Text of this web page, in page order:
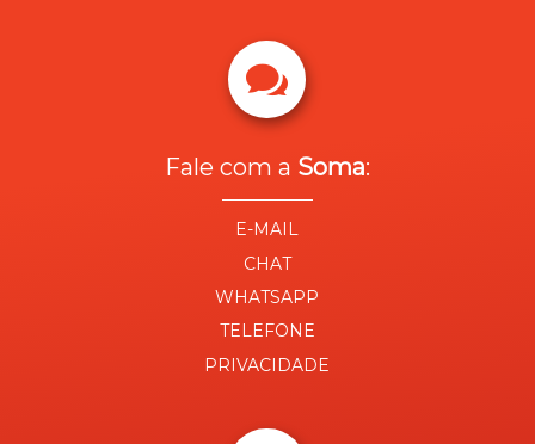

Fale com a Soma:
E-MAIL
CHAT
WHATSAPP
TELEFONE
PRIVACIDADE